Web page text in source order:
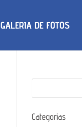
GALERIA DE FOTOS
Categorias